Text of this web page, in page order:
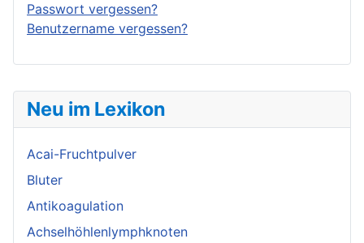
Neu im Lexikon
Acai-Fruchtpulver
Bluter
Antikoagulation
Achselhöhlenlymphknoten
Passwort vergessen?
Benutzername vergessen?